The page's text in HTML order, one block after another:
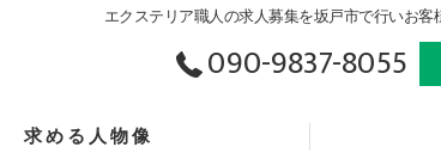
エクステリア職人の求人募集を坂戸市で行いお
090-9837-8055
求める人物像